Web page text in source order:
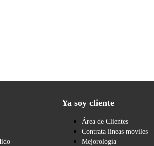
Ya soy cliente
Área de Clientes
Contrata líneas móviles
Mejorología